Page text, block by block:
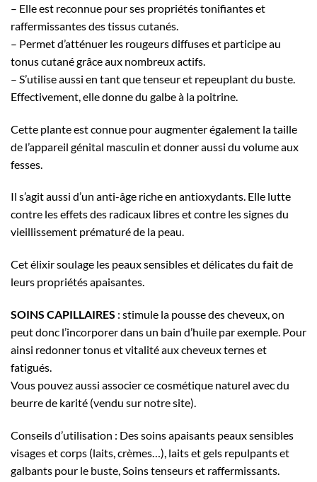
– Elle est reconnue pour ses propriétés tonifiantes et
raffermissantes des tissus cutanés.
– Permet d’atténuer les rougeurs diffuses et participe au
tonus cutané grâce aux nombreux actifs.
– S’utilise aussi en tant que tenseur et repeuplant du buste.
Effectivement, elle donne du galbe à la poitrine.
Cette plante est connue pour augmenter également la taille
de l’appareil génital masculin et donner aussi du volume aux
fesses.
Il s’agit aussi d’un anti-âge riche en antioxydants. Elle lutte
contre les effets des radicaux libres et contre les signes du
vieillissement prématuré de la peau.
Cet élixir soulage les peaux sensibles et délicates du fait de
leurs propriétés apaisantes.
SOINS CAPILLAIRES : stimule la pousse des cheveux, on
peut donc l’incorporer dans un bain d’huile par exemple. Pour
ainsi redonner tonus et vitalité aux cheveux ternes et
fatigués.
Vous pouvez aussi associer ce cosmétique naturel avec du
beurre de karité (vendu sur notre site).
Conseils d’utilisation : Des soins apaisants peaux sensibles
visages et corps (laits, crèmes…), laits et gels repulpants et
galbants pour le buste, Soins tenseurs et raffermissants.